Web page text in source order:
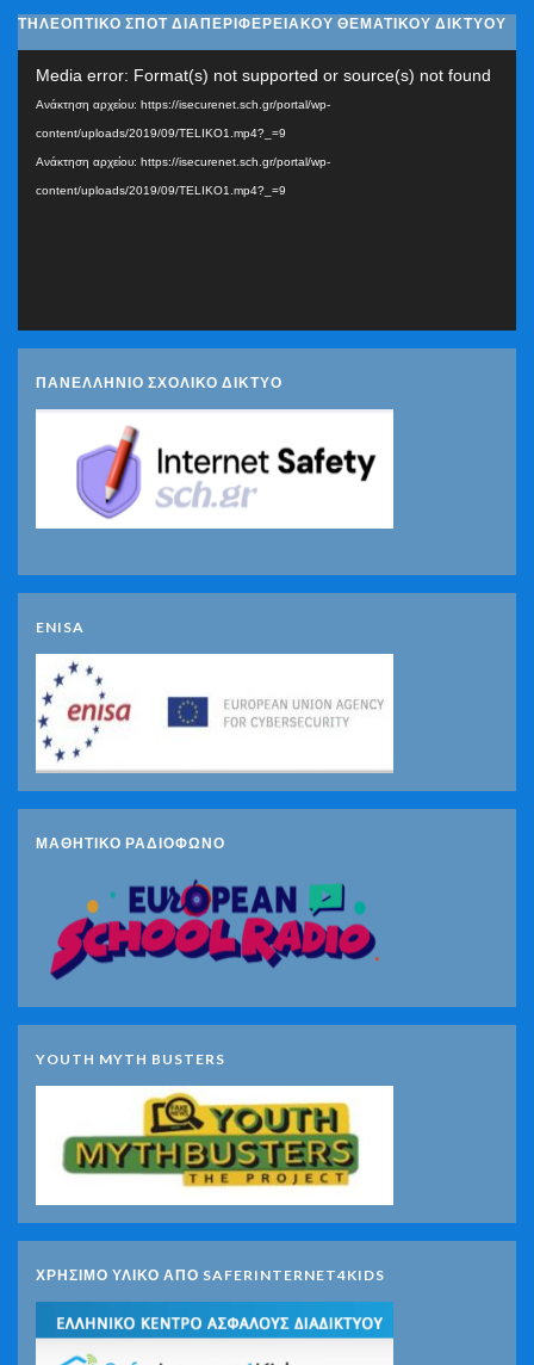
ΤΗΛΕΟΠΤΙΚΟ ΣΠΟΤ ΔΙΑΠΕΡΙΦΕΡΕΙΑΚΟΥ ΘΕΜΑΤΙΚΟΥ ΔΙΚΤΥΟΥ
Media error: Format(s) not supported or source(s) not found
Ανάκτηση αρχείου: https://isecurenet.sch.gr/portal/wp-
content/uploads/2019/09/TELIKO1.mp4?_=9
Ανάκτηση αρχείου: https://isecurenet.sch.gr/portal/wp-
content/uploads/2019/09/TELIKO1.mp4?_=9
ΠΑΝΕΛΛΗΝΙΟ ΣΧΟΛΙΚΟ ΔΙΚΤΥΟ
ENISA
ΜΑΘΗΤΙΚΟ ΡΑΔΙΟΦΩΝΟ
YOUTH MYTH BUSTERS
ΧΡΗΣΙΜΟ ΥΛΙΚΟ ΑΠΟ SAFERINTERNET4KIDS